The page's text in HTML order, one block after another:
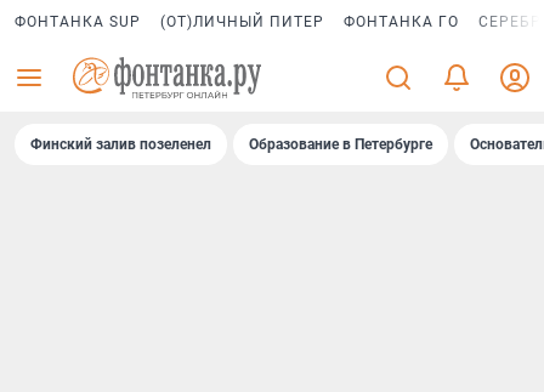
ФОНТАНКА SUP (ОТ)ЛИЧНЫЙ ПИТЕР ФОНТАНКА ГО
Финский залив позеленел Образование в Петербурге